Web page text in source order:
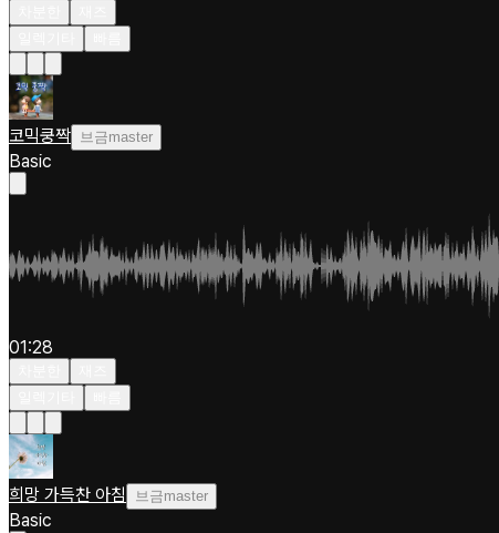
코믹쿵짝 브금master
Basic
01:28
희망 가득찬 아침 브금master
Basic